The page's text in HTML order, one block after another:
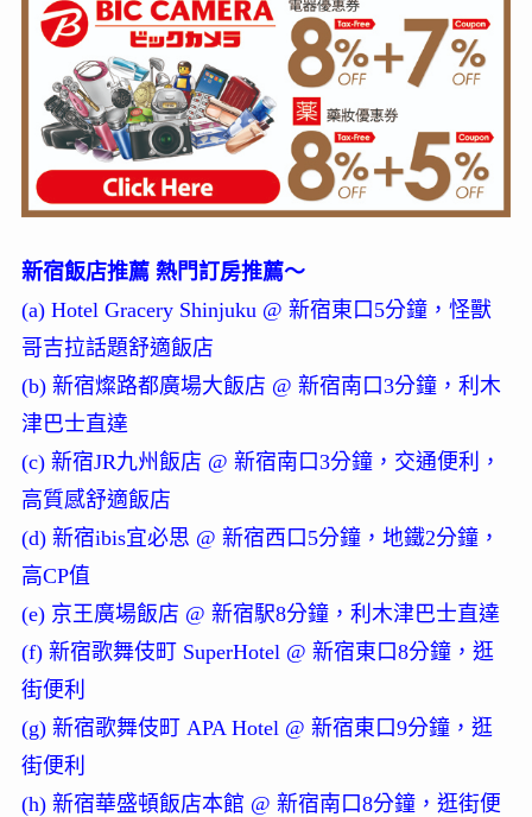
新宿飯店推薦 熱門訂房推薦～
(a) Hotel Gracery Shinjuku @ 新宿東口5分鐘，怪獸
哥吉拉話題舒適飯店
(b) 新宿燦路都廣場大飯店 @ 新宿南口3分鐘，利木
津巴士直達
(c) 新宿JR九州飯店 @ 新宿南口3分鐘，交通便利，
高質感舒適飯店
(d) 新宿ibis宜必思 @ 新宿西口5分鐘，地鐵2分鐘，
高CP值
(e) 京王廣場飯店 @ 新宿駅8分鐘，利木津巴士直達
(f) 新宿歌舞伎町 SuperHotel @ 新宿東口8分鐘，逛
街便利
(g) 新宿歌舞伎町 APA Hotel @ 新宿東口9分鐘，逛
街便利
(h) 新宿華盛頓飯店本館 @ 新宿南口8分鐘，逛街便